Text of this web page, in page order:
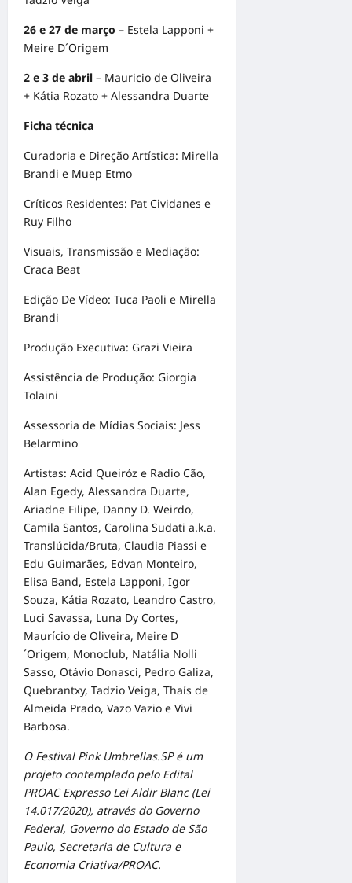
26 e 27 de março – Estela Lapponi +
Meire D´Origem
2 e 3 de abril – Mauricio de Oliveira
+ Kátia Rozato + Alessandra Duarte
Ficha técnica
Curadoria e Direção Artística: Mirella
Brandi e Muep Etmo
Críticos Residentes: Pat Cividanes e
Ruy Filho
Visuais, Transmissão e Mediação:
Craca Beat
Edição De Vídeo: Tuca Paoli e Mirella
Brandi
Produção Executiva: Grazi Vieira
Assistência de Produção: Giorgia
Tolaini
Assessoria de Mídias Sociais: Jess
Belarmino
Artistas: Acid Queiróz e Radio Cão,
Alan Egedy, Alessandra Duarte,
Ariadne Filipe, Danny D. Weirdo,
Camila Santos, Carolina Sudati a.k.a.
Translúcida/Bruta, Claudia Piassi e
Edu Guimarães, Edvan Monteiro,
Elisa Band, Estela Lapponi, Igor
Souza, Kátia Rozato, Leandro Castro,
Luci Savassa, Luna Dy Cortes,
Maurício de Oliveira, Meire D
´Origem, Monoclub, Natália Nolli
Sasso, Otávio Donasci, Pedro Galiza,
Quebrantxy, Tadzio Veiga, Thaís de
Almeida Prado, Vazo Vazio e Vivi
Barbosa.
O Festival Pink Umbrellas.SP é um
projeto contemplado pelo Edital
PROAC Expresso Lei Aldir Blanc (Lei
14.017/2020), através do Governo
Federal, Governo do Estado de São
Paulo, Secretaria de Cultura e
Economia Criativa/PROAC.